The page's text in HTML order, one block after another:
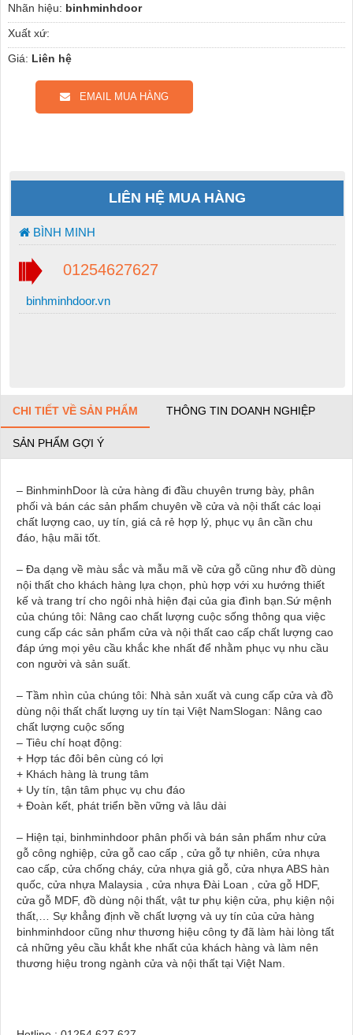
Nhãn hiệu: binhminhdoor
Xuất xứ:
Giá: Liên hệ
EMAIL MUA HÀNG
LIÊN HỆ MUA HÀNG
BÌNH MINH
01254627627
binhminhdoor.vn
CHI TIẾT VỀ SẢN PHẨM THÔNG TIN DOANH NGHIỆP
SẢN PHẨM GỢI Ý
– BinhminhDoor là cửa hàng đi đầu chuyên trưng bày, phân
phối và bán các sản phẩm chuyên về cửa và nội thất các loại
chất lượng cao, uy tín, giá cả rẻ hợp lý, phục vụ ân cần chu
đáo, hậu mãi tốt.
– Đa dạng về màu sắc và mẫu mã về cửa gỗ cũng như đồ dùng
nội thất cho khách hàng lựa chọn, phù hợp với xu hướng thiết
kế và trang trí cho ngôi nhà hiện đại của gia đình bạn.Sứ mệnh
của chúng tôi: Nâng cao chất lượng cuộc sống thông qua việc
cung cấp các sản phẩm cửa và nội thất cao cấp chất lượng cao
đáp ứng mọi yêu cầu khắc khe nhất để nhằm phục vụ nhu cầu
con người và sản suất.
– Tầm nhìn của chúng tôi: Nhà sản xuất và cung cấp cửa và đồ
dùng nội thất chất lượng uy tín tại Việt NamSlogan: Nâng cao
chất lượng cuộc sống
– Tiêu chí hoạt động:
+ Hợp tác đôi bên cùng có lợi
+ Khách hàng là trung tâm
+ Uy tín, tận tâm phục vụ chu đáo
+ Đoàn kết, phát triển bền vững và lâu dài
– Hiện tại, binhminhdoor phân phối và bán sản phẩm như cửa
gỗ công nghiệp, cửa gỗ cao cấp , cửa gỗ tự nhiên, cửa nhựa
cao cấp, cửa chống cháy, cửa nhựa giả gỗ, cửa nhựa ABS hàn
quốc, cửa nhựa Malaysia , cửa nhựa Đài Loan , cửa gỗ HDF,
cửa gỗ MDF, đồ dùng nội thất, vật tư phụ kiện cửa, phụ kiện nội
thất,… Sự khẳng định về chất lượng và uy tín của cửa hàng
binhminhdoor cũng như thương hiệu công ty đã làm hài lòng tất
cả những yêu cầu khắt khe nhất của khách hàng và làm nên
thương hiệu trong ngành cửa và nội thất tại Việt Nam.